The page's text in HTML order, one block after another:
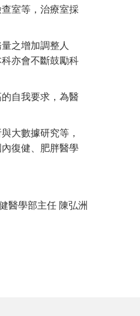
室等，治療室採
之增加調整人
亦會不斷鼓勵科
自我要求，為醫
大數據研究等，
復健、肥胖醫學
醫學部主任 陳弘洲